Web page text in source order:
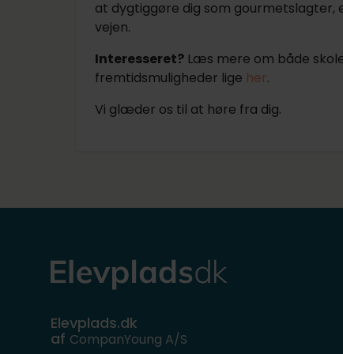
at dygtiggøre dig som gourmetslagter,
vejen.
Interesseret? Læs mere om både
fremtidsmuligheder lige her.
Vi glæder os til at høre fra dig.
Elevplads.dk
af CompanYoung A/S